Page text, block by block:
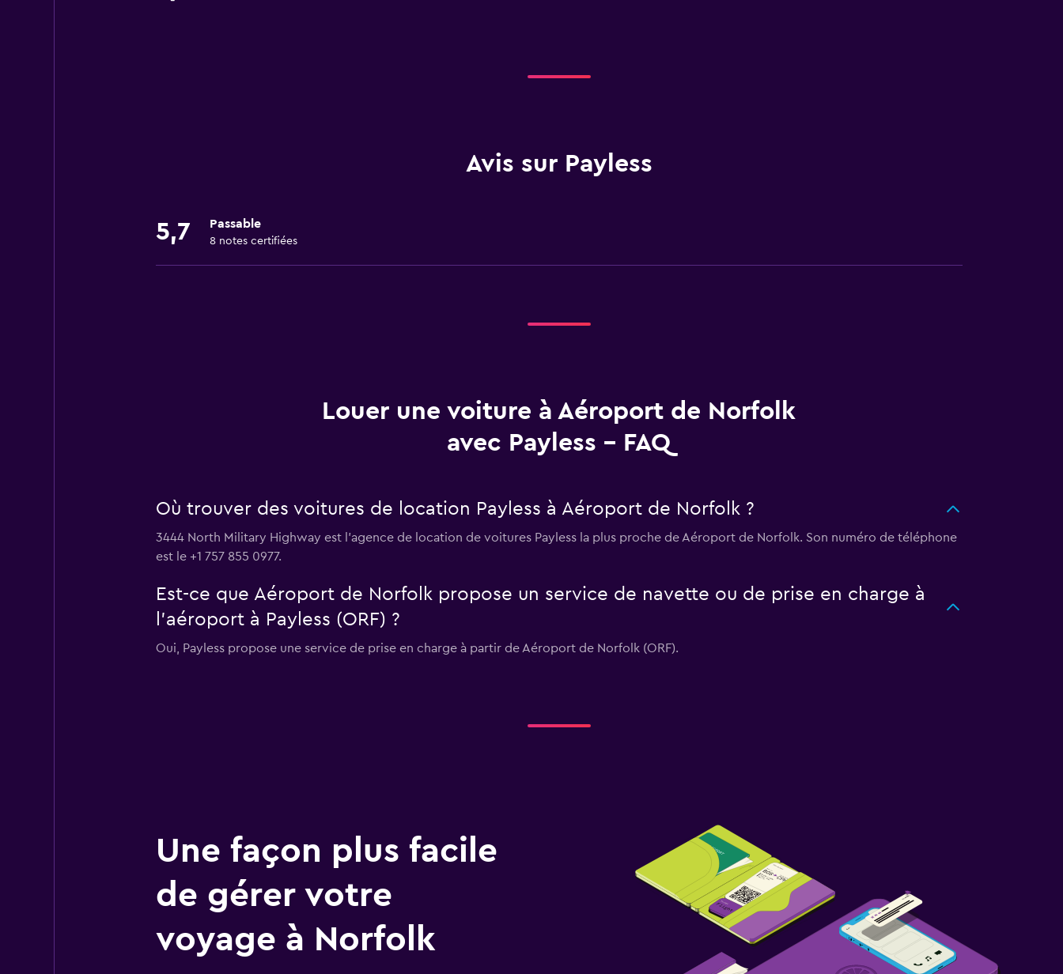
Avis sur Payless
5,7 Passable
8 notes certifiées
Louer une voiture à Aéroport de Norfolk
avec Payless - FAQ
Où trouver des voitures de location Payless à Aéroport de Norfolk ?
3444 North Military Highway est l'agence de location de voitures Payless la plus proche de Aéroport de Norfolk. Son numéro de téléphone
est le +1 757 855 0977.
Est-ce que Aéroport de Norfolk propose un service de navette ou de prise en charge à
l’aéroport à Payless (ORF) ?
Oui, Payless propose une service de prise en charge à partir de Aéroport de Norfolk (ORF).
Une façon plus facile
de gérer votre
voyage à Norfolk